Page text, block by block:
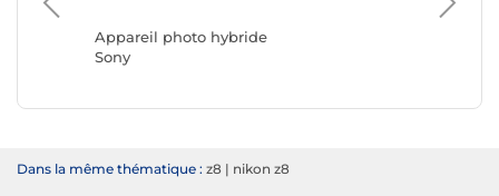
Appareil photo hybride
Sony
Dans la même thématique : z8 | nikon z8